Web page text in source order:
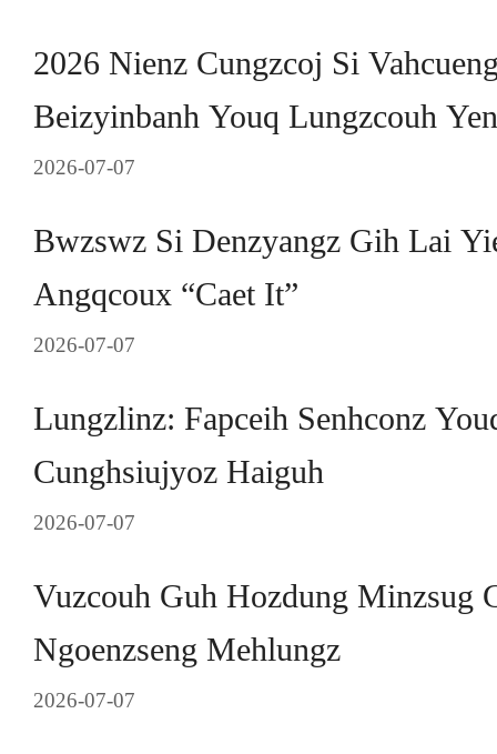
2026 Nienz Cungzcoj Si
Beizyinbanh Youq Lungzcouh
2026-07-07
Bwzswz Si Denzyangz Gih Lai
Angqcoux “Caet It”
2026-07-07
Lungzlinz: Fapceih Senhconz
Cunghsiujyoz Haiguh
2026-07-07
Vuzcouh Guh Hozdung Minzsug
Ngoenzseng Mehlungz
2026-07-07